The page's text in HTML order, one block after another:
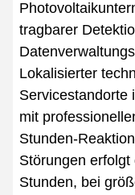
tragbarer
Lokalisierter
Servicestandorte
mit
Stunden-
Störungen
Stunden, bei